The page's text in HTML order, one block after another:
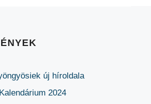
új híroldala
2024